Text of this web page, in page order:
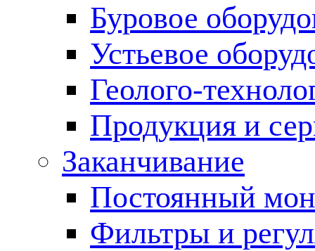
Буровое
Устьевое
Геолого-
Продукция и
Заканчивание
Постоянный
Фильтры и